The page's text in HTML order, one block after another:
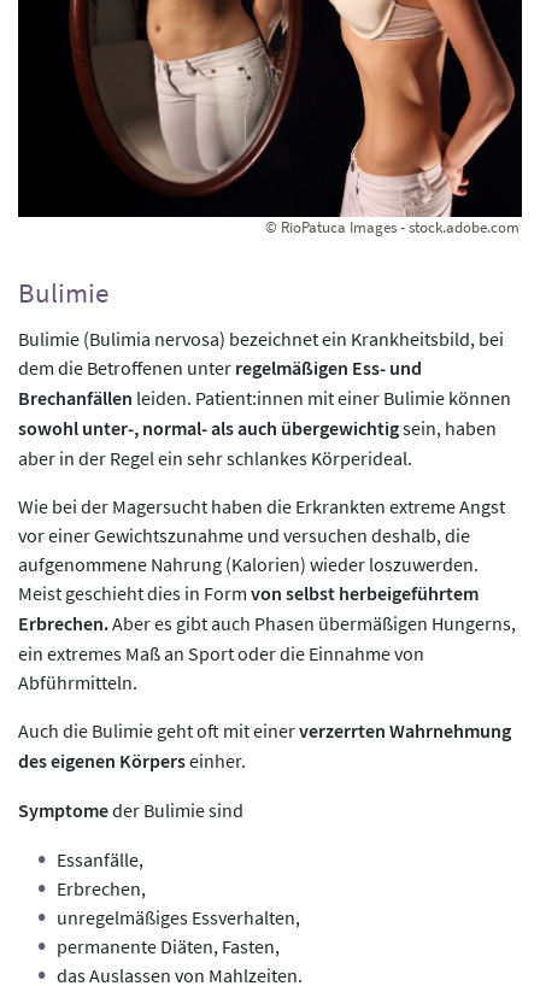
© RioPatuca Images - stock.adobe.com
Bulimie
Bulimie (Bulimia nervosa) bezeichnet ein Krankheitsbild, bei
dem die Betroffenen unter regelmäßigen Ess- und
Brechanfällen leiden. Patient:innen mit einer Bulimie können
sowohl unter-, normal- als auch übergewichtigsein, haben
aber in der Regel ein sehr schlankes Körperideal.
Wie bei der Magersucht haben die Erkrankten extreme Angst
vor einer Gewichtszunahme und versuchen deshalb, die
aufgenommene Nahrung (Kalorien) wieder loszuwerden.
Meist geschieht dies in Form von selbst herbeigeführtem
Erbrechen.Aber es gibt auch Phasen übermäßigen Hungerns,
ein extremes Maß an Sport oder die Einnahme von
Abführmitteln.
Auch die Bulimie geht oft mit einerverzerrten Wahrnehmung
des eigenen Körperseinher.
Symptomeder Bulimie sind
Essanfälle,
Erbrechen,
unregelmäßiges Essverhalten,
permanente Diäten, Fasten,
das Auslassen von Mahlzeiten.